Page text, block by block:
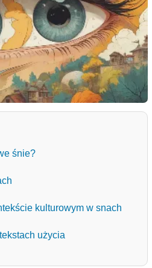
śnie?
kulturowym w snach
użycia